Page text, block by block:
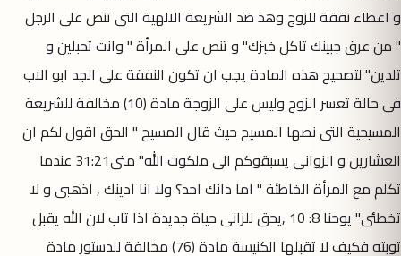
و اعطاء نفقة للزوج وهذ ضد الشريعة الالهية التى تنص على الرجل
" من عرق جبينك تاكل خبزك" و تنص على المرأة " وانت تحبلين و
تلدين" لتصحيح هذه المادة يجب ان تكون النفقة على الجد ابو الاب
فى حالة تعسر الزوج وليس على الزوجة مادة (10) مخالفة للشريعة
المسيحية التى نصها المسيح حيث قال المسيح " الحق اقول لكم ان
العشارين و الزوانى يسبقوكم الى ملكوت الله" متى31:21 عندما
تكلم مع المرأة الخاطئة " اما دانك احد؟ ولا انا ادينك , اذهبى و لا
تخطئى" يوحنا 8: 10 ,يحق للزانى حياة جديدة اذا تاب لان الله يقبل
توبته فكيف لا تقبلها الكنيسة مادة (76) مخالفة للدستور مادة